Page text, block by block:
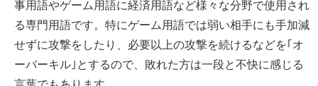
事用語やゲーム用語に経済用語など様々な分野で使用され
る専門用語です。特にゲーム用語では弱い相手にも手加減
せずに攻撃をしたり、必要以上の攻撃を続けるなどを｢オ
ーバーキル｣とするので、敗れた方は一段と不快に感じる